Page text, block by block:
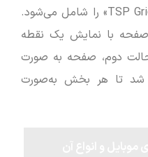
«TSP Dot Mode» و «TSP Grid Mode» را شامل می‌شود.
با نمایش یک نقطه
دوم، صفحه به صورت
شد تا هر بخش به‌صورت